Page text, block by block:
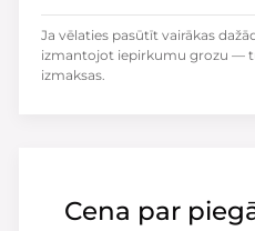
Cena par
Ja vēlaties pasūtīt vairākas
izmantojot iepirkumu grozu —
izmaksas.